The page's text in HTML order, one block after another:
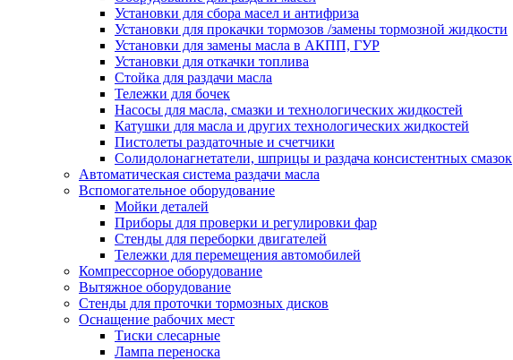
Установки для сбора масел и антифриза
Установки для прокачки тормозов /замены тормозной жидкости
Установки для замены масла в АКПП, ГУР
Установки для откачки топлива
Стойка для раздачи масла
Тележки для бочек
Насосы для масла, смазки и технологических жидкостей
Катушки для масла и других технологических жидкостей
Пистолеты раздаточные и счетчики
Солидолонагнетатели, шприцы и раздача консистентных смазок
Автоматическая система раздачи масла
Вспомогательное оборудование
Мойки деталей
Приборы для проверки и регулировки фар
Стенды для переборки двигателей
Тележки для перемещения автомобилей
Компрессорное оборудование
Вытяжное оборудование
Стенды для проточки тормозных дисков
Оснащение рабочих мест
Тиски слесарные
Лампа переноска